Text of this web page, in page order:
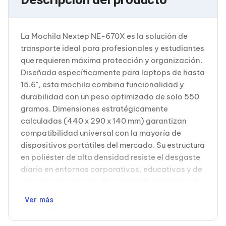
Cableado Estructurado para Servidores
Enfriamiento para Servidores
Soportes y Paneles
Sistemas Operativos para Servidores
Servidores
Soportes de Datos
Ultrium
Discos Duros / SSD / NAS
Accesorios para Discos Duros
Gabinetes de Discos Duros
Discos Duros Externos
Discos Duros para NAS
Discos Duros para Videovigilancia
Discos Duros para Servidores
Accesorios para SSD
Gabinetes para SSD
Discos Duros Internos para PC
Discos Duros Internos para Laptop
Monitores
La Mochila Nextep NE-670X es la solución de
transporte ideal para profesionales y estudiantes
que requieren máxima protección y organización.
Diseñada específicamente para laptops de hasta
15.6", esta mochila combina funcionalidad y
durabilidad con un peso optimizado de solo 550
gramos. Dimensiones estratégicamente
calculadas (440 x 290 x 140 mm) garantizan
compatibilidad universal con la mayoría de
dispositivos portátiles del mercado. Su estructura
en poliéster de alta densidad resiste el desgaste
diario en entornos corporativos, educativos y de
integrados, bolsillo trasero de acceso rápido y
Ver más